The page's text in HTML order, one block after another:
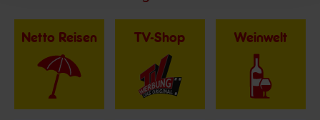
Netto Reisen TV-Shop Weinwelt